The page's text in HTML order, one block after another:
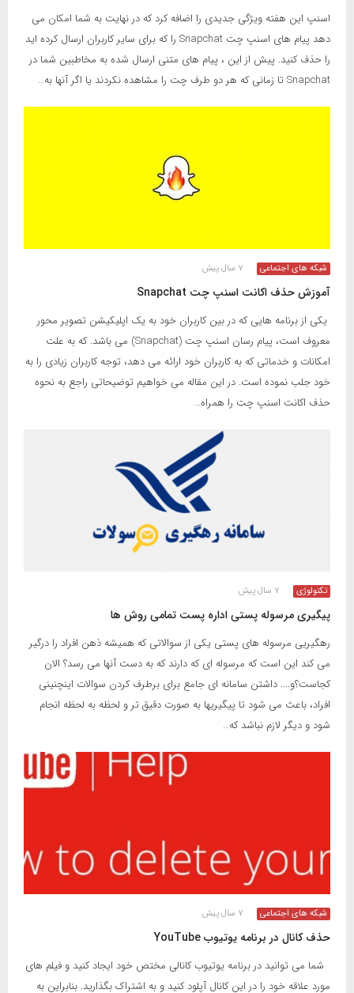
اسنپ ​​این هفته ویژگی جدیدی را اضافه کرد که در نهایت به شما امکان می
دهد پیام های اسنپ چت Snapchat را که برای سایر کاربران ارسال کرده اید
را حذف کنید. پیش از این ، پیام های متنی ارسال شده به مخاطبین شما در
Snapchat تا زمانی که هر دو طرف چت را مشاهده نکردند یا اگر آنها به…
شبکه های اجتماعی ۷ سال پیش
آموزش حذف اکانت اسنپ چت Snapchat
یکی از برنامه هایی که در بین کاربران خود به یک اپلیکیشن تصویر محور
معروف است، پیام رسان اسنپ چت (Snapchat) می باشد. که به علت
امکانات و خدماتی که به کاربران خود ارائه می دهد، توجه کاربران زیادی را به
خود جلب نموده است. در این مقاله می خواهیم توضیحاتی راجع به نحوه
حذف اکانت اسنپ چت را همراه…
تکنولوژی ۷ سال پیش
پیگیری مرسوله پستی اداره پست تمامی روش ها
رهگیریی مرسوله های پستی یکی از سوالاتی که همیشه ذهن افراد را درگیر
می کند این است که مرسوله ای که دارند که به دست آنها می رسد؟ الان
کجاست؟و.... داشتن سامانه ای جامع برای برطرف کردن سوالات اینچنینی
افراد، باعث می شود تا پیگیریها به صورت دقیق تر و لحظه به لحظه انجام
شود و دیگر لازم نباشد که…
شبکه های اجتماعی ۷ سال پیش
حذف کانال در برنامه یوتیوب YouTube
شما می توانید در برنامه یوتیوب کانالی مختص خود ایجاد کنید و فیلم های
مورد علاقه خود را در این کانال آپلود کنید و به اشتراک بگذارید. بنابراین به